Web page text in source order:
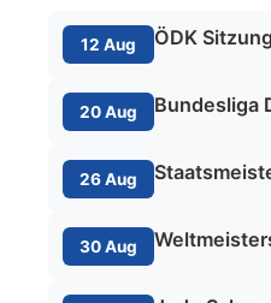
12 Aug ÖDK Sitzung
20 Aug Bundesliga
26 Aug
30 Aug